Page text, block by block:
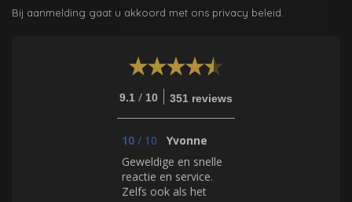
Bij aanmelding gaat u akkoord met ons privacy beleid.
9.1 / 10 351 reviews
10 / 10
Yvonne
Geweldige en snelle
reactie en service.
Zelfs ook als het